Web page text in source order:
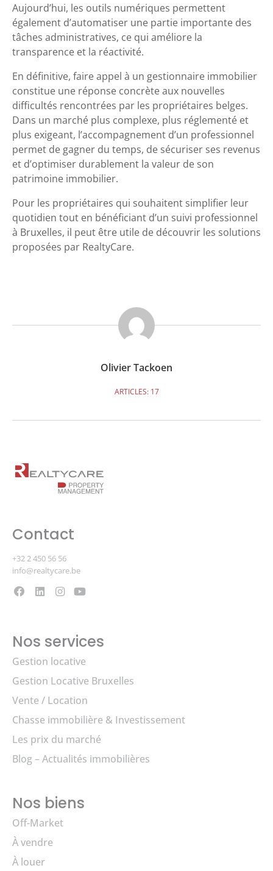
Aujourd’hui, les outils numériques permettent
également d’automatiser une partie importante des
tâches administratives, ce qui améliore la
transparence et la réactivité.
En définitive, faire appel à un gestionnaire immobilier
constitue une réponse concrète aux nouvelles
difficultés rencontrées par les propriétaires belges.
Dans un marché plus complexe, plus réglementé et
plus exigeant, l’accompagnement d’un professionnel
permet de gagner du temps, de sécuriser ses revenus
et d’optimiser durablement la valeur de son
patrimoine immobilier.
Pour les propriétaires qui souhaitent simplifier leur
quotidien tout en bénéficiant d’un suivi professionnel
à Bruxelles, il peut être utile de découvrir les solutions
proposées par RealtyCare.
Olivier Tackoen
ARTICLES: 17
Contact
+32 2 450 56 56
info@realtycare.be
Nos services
Gestion locative
Gestion Locative Bruxelles
Vente / Location
Chasse immobilière & Investissement
Les prix du marché
Blog – Actualités immobilières
Nos biens
Off-Market
À vendre
À louer